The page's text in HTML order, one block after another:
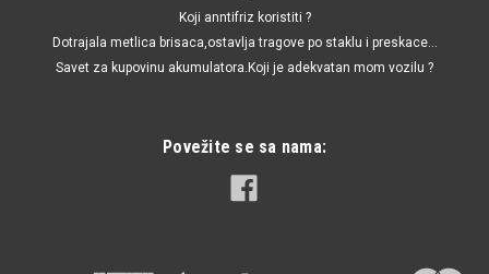
Koji anntifriz koristiti ?
Dotrajala metlica brisaca,ostavlja tragove po staklu i preskace...
Savet za kupovinu akumulatora.Koji je adekvatan mom vozilu ?
Povežite se sa nama: